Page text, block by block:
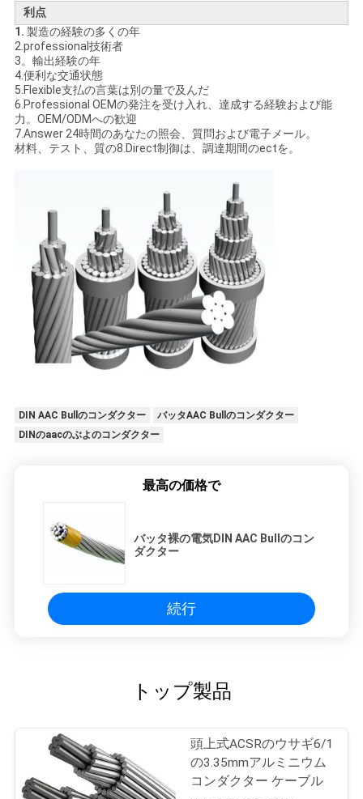
利点
1. 製造の経験の多くの年
2.professional技術者
3。輸出経験の年
4.便利な交通状態
5.Flexible支払の言葉は別の量で及んだ
6.Professional OEMの発注を受け入れ、達成する経験および能
力。OEM/ODMへの歓迎
7.Answer 24時間のあなたの照会、質問および電子メール。
材料、テスト、質の8.Direct制御は、調達期間のectを。
DIN AAC Bullのコンダクター
バッタAAC Bullのコンダクター
DINのaacのぶよのコンダクター
最高の価格で
バッタ裸の電気DIN AAC Bullのコン
ダクター
続行
トップ製品
頭上式ACSRのウサギ6/1
の3.35mmアルミニウム
コンダクター ケーブル